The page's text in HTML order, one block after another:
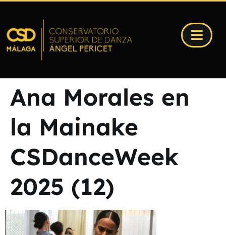
Ana Morales en
la Mainake
CSDanceWeek
2025 (12)